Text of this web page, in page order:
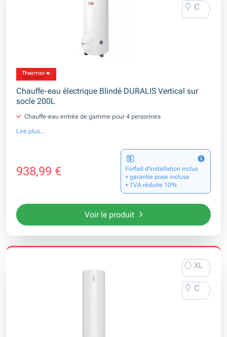
C
Chauffe-eau électrique Blindé DURALIS Vertical sur
socle 200L
Chauffe-eau entrée de gamme pour 4 personnes
Lire plus...
938,99 €
Forfait d’installation inclus
+ garantie pose incluse
+ TVA réduite 10%
Voir le produit
XL
C